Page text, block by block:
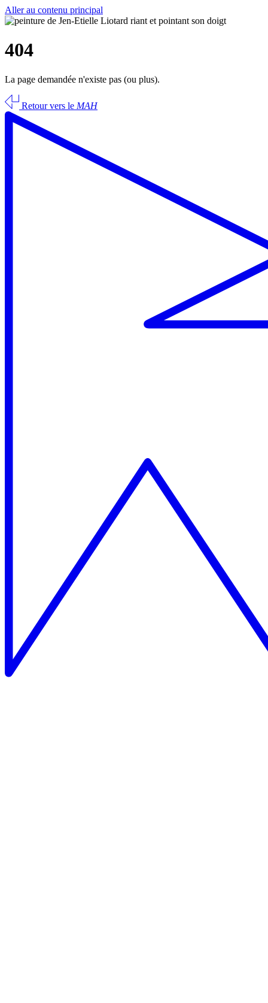
Aller au contenu principal
404
La page demandée n'existe pas (ou plus).
Retour vers le MAH